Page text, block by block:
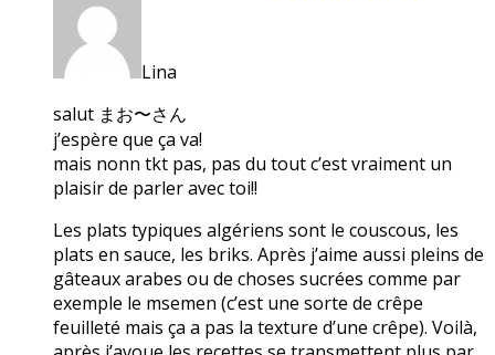
Lina
salut まお〜さん
j’espère que ça va!
mais nonn tkt pas, pas du tout c’est vraiment un
plaisir de parler avec toi!!
Les plats typiques algériens sont le couscous, les
plats en sauce, les briks. Après j’aime aussi pleins de
gâteaux arabes ou de choses sucrées comme par
exemple le msemen (c’est une sorte de crêpe
feuilleté mais ça a pas la texture d’une crêpe). Voilà,